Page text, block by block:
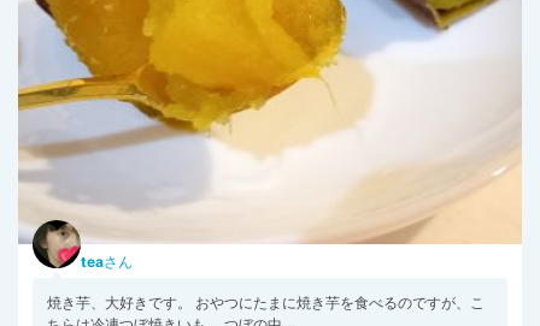
teaさん
焼き芋、大好きです。 おやつにたまに焼き芋を食べるのですが、こ